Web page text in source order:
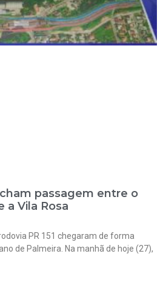
passagem entre o
a Vila Rosa
PR 151 chegaram de forma
de Palmeira. Na manhã de hoje (27),